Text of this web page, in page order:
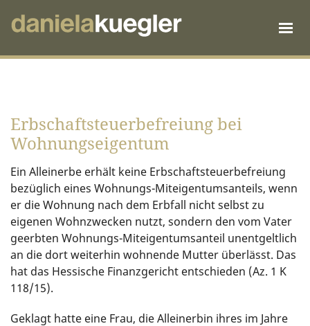
Erbschaftsteuerbefreiung bei
Wohnungseigentum
Ein Alleinerbe erhält keine Erbschaftsteuerbefreiung
bezüglich eines Wohnungs-Miteigentumsanteils, wenn
er die Wohnung nach dem Erbfall nicht selbst zu
eigenen Wohnzwecken nutzt, sondern den vom Vater
geerbten Wohnungs-Miteigentumsanteil unentgeltlich
an die dort weiterhin wohnende Mutter überlässt. Das
hat das Hessische Finanzgericht entschieden (Az. 1 K
118/15).
Geklagt hatte eine Frau, die Alleinerbin ihres im Jahre